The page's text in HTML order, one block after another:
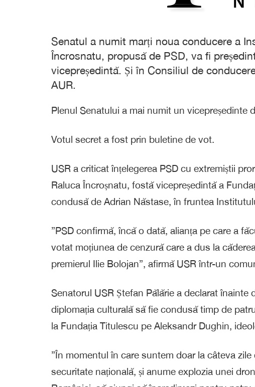
Senatul a numit marți noua conducere a
Încrosnatu, propusă de PSD, va fi
vicepreședintă. Și în Consiliul de
AUR.
Plenul Senatului a mai numit un vicepreședinte
Votul secret a fost prin buletine de vot.
USR a criticat înțelegerea PSD cu extremiștii
Raluca Încroșnatu, fostă vicepreședintă a
condusă de Adrian Năstase, în fruntea
”PSD confirmă, încă o dată, alianța pe care a
votat moțiunea de cenzură care a dus la
premierul Ilie Bolojan”, afirmă USR într-un
Senatorul USR Ștefan Pălărie a declarat
diplomația culturală să fie condusă timp de
la Fundația Titulescu pe Aleksandr Dughin,
”În momentul în care suntem doar la câteva
securitate națională, și anume explozia unei